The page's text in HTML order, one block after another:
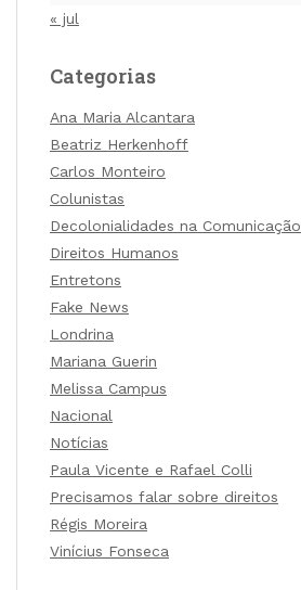
« jul
Categorias
Ana Maria Alcantara
Beatriz Herkenhoff
Carlos Monteiro
Colunistas
Decolonialidades na Comunicação
Direitos Humanos
Entretons
Fake News
Londrina
Mariana Guerin
Melissa Campus
Nacional
Notícias
Paula Vicente e Rafael Colli
Precisamos falar sobre direitos
Régis Moreira
Vinícius Fonseca